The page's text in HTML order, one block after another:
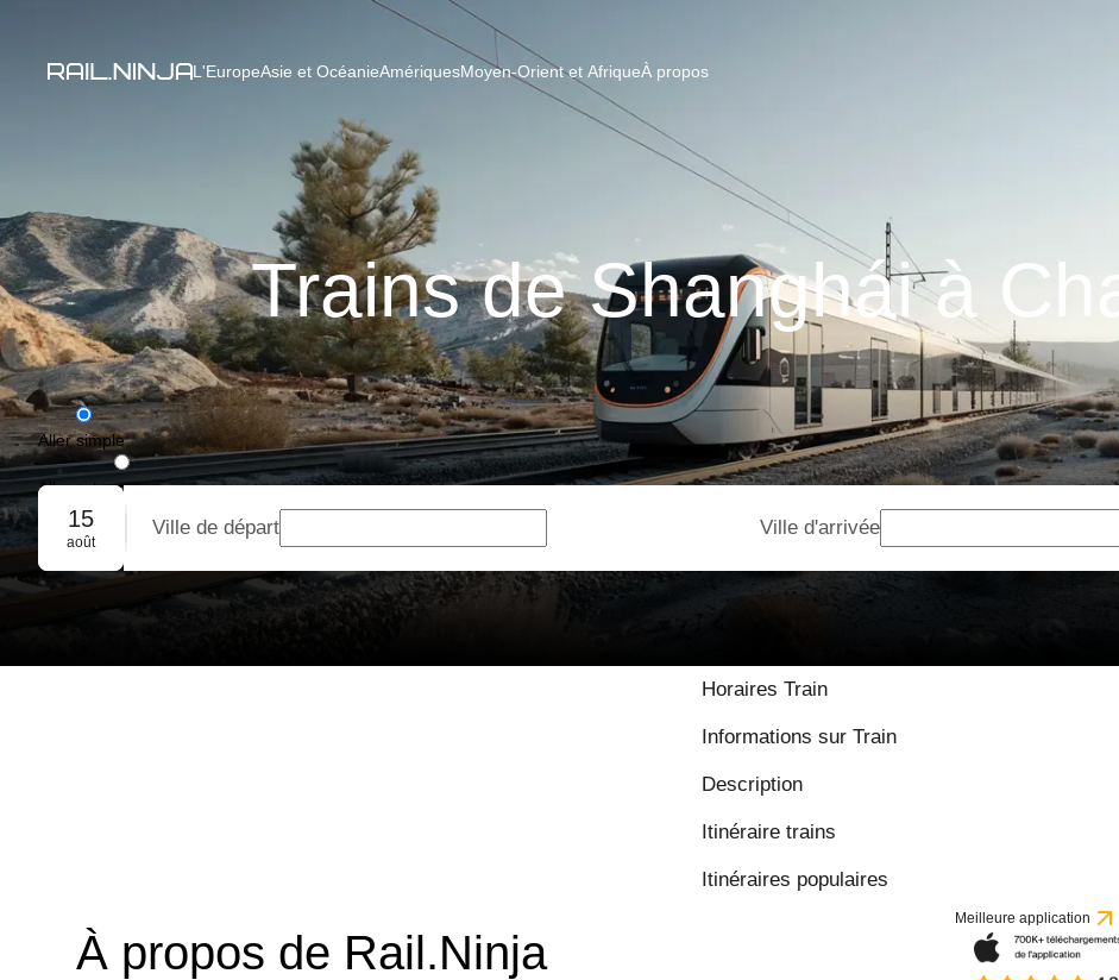
L'EuropeAsie et OcéanieAmériquesMoyen-Orient et AfriqueÀ propos
Trains de Shanghái à
Aller simple
Aller-retour
Réservation de groupe
15
août
Ville de départ Ville d'arrivée
Horaires Train
Informations sur Train
Description
Itinéraire trains
Itinéraires populaires
À propos de Rail.Ninja
Meilleure application